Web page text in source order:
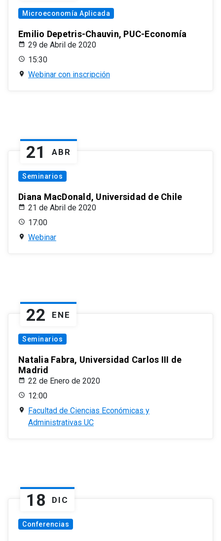
Microeconomía Aplicada
Emilio Depetris-Chauvin, PUC-Economía
29 de Abril de 2020
15:30
Webinar con inscripción
21 ABR
Seminarios
Diana MacDonald, Universidad de Chile
21 de Abril de 2020
17:00
Webinar
22 ENE
Seminarios
Natalia Fabra, Universidad Carlos III de
Madrid
22 de Enero de 2020
12:00
Facultad de Ciencias Económicas y
Administrativas UC
18 DIC
Conferencias